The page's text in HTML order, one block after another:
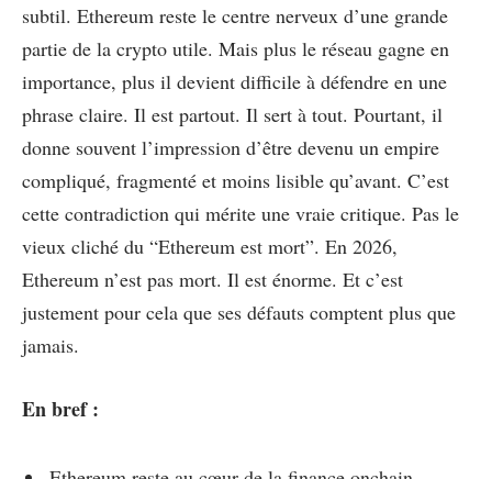
subtil. Ethereum reste le centre nerveux d’une grande
partie de la crypto utile. Mais plus le réseau gagne en
importance, plus il devient difficile à défendre en une
phrase claire. Il est partout. Il sert à tout. Pourtant, il
donne souvent l’impression d’être devenu un empire
compliqué, fragmenté et moins lisible qu’avant. C’est
cette contradiction qui mérite une vraie critique. Pas le
vieux cliché du “Ethereum est mort”. En 2026,
Ethereum n’est pas mort. Il est énorme. Et c’est
justement pour cela que ses défauts comptent plus que
jamais.
En bref :